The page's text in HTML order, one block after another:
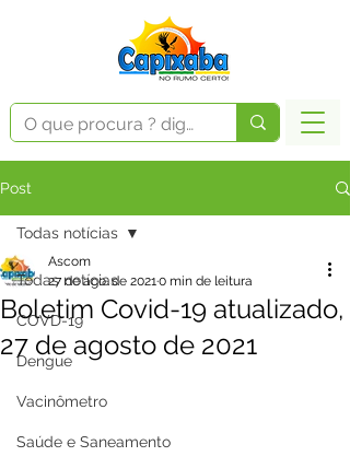
Post
Todas notícias
COVD-19
Dengue
Vacinômetro
Saúde e Saneamento
Todas notícias
Boletim Covid-19 atualizado,
27 de agosto de 2021
Ascom
27 de ago. de 20210 min de leitura